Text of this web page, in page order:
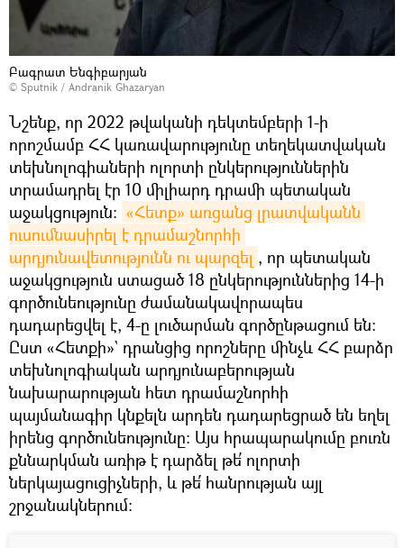
Բագրատ Ենգիբարյան
© Sputnik / Andranik Ghazaryan
Նշենք, որ 2022 թվականի դեկտեմբերի 1-ի
որոշմամբ ՀՀ կառավարությունը տեղեկատվական
տեխնոլոգիաների ոլորտի ընկերություններին
տրամադրել էր 10 միլիարդ դրամի պետական
աջակցություն։ «Հետք» առցանց լրատվականն
ուսումնասիրել է դրամաշնորհի
արդյունավետությունն ու պարզել , որ պետական
աջակցություն ստացած 18 ընկերություններից 14-ի
գործունեությունը ժամանակավորապես
դադարեցվել է, 4-ը լուծարման գործընթացում են։
Ըստ «Հետքի»` դրանցից որոշները մինչև ՀՀ բարձր
տեխնոլոգիական արդյունաբերության
նախարարության հետ դրամաշնորհի
պայմանագիր կնքելն արդեն դադարեցրած են եղել
իրենց գործունեությունը։ Այս հրապարակումը բուռն
քննարկման առիթ է դարձել թե՛ ոլորտի
ներկայացուցիչների, և թե՛ հանրության այլ
շրջանակներում։